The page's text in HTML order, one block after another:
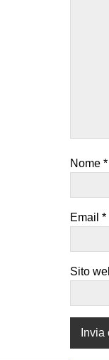
Nome *
Email *
Sito